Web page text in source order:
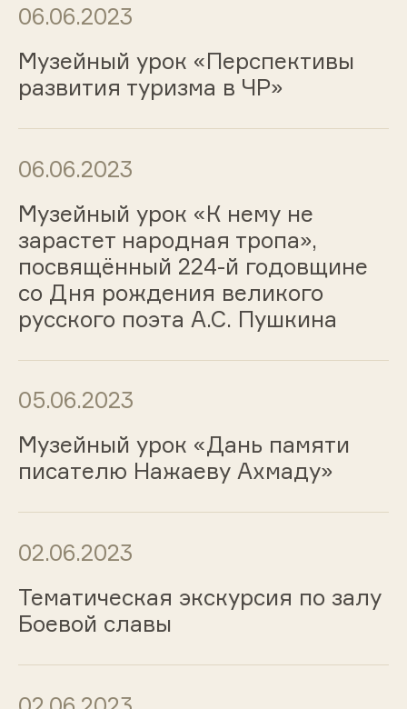
06.06.2023
Музейный урок «Перспективы
развития туризма в ЧР»
06.06.2023
Музейный урок «К нему не
зарастет народная тропа»,
посвящённый 224-й годовщине
со Дня рождения великого
русского поэта А.С. Пушкина
05.06.2023
Музейный урок «Дань памяти
писателю Нажаеву Ахмаду»
02.06.2023
Тематическая экскурсия по залу
Боевой славы